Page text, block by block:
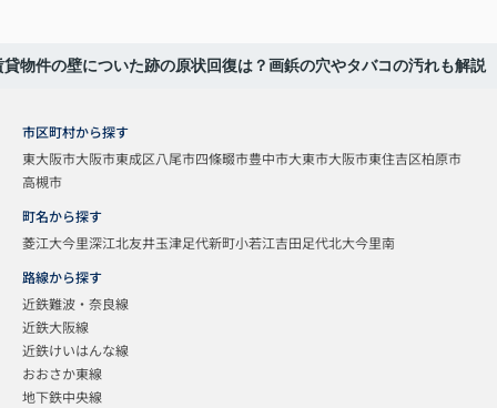
貸物件の壁についた跡の原状回復は？画鋲の穴やタバコの汚れも解説
市区町村から探す
東大阪市大阪市東成区八尾市四條畷市豊中市大東市大阪市東住吉区柏原市
高槻市
町名から探す
菱江大今里深江北友井玉津足代新町小若江吉田足代北大今里南
路線から探す
近鉄難波・奈良線
近鉄大阪線
近鉄けいはんな線
おおさか東線
地下鉄中央線